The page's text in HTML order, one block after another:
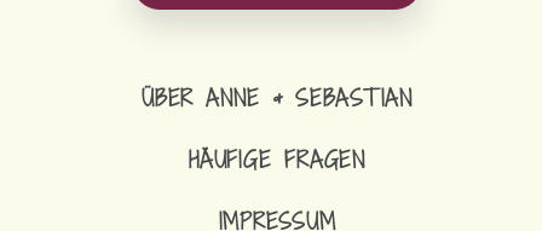
ÜBER ANNE & SEBASTIAN
HÄUFIGE FRAGEN
IMPRESSUM